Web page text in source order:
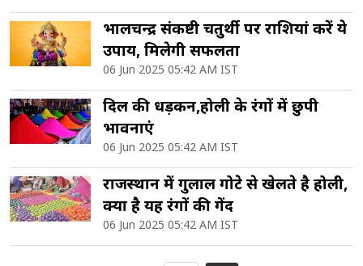
भालचन्द्र संकष्टी चतुर्थी पर राशियां करें ये
उपाय, मिलेगी सफलता
06 Jun 2025 05:42 AM IST
दिल की धड़कन,होली के रंगों में छुपी
भावनाएं
06 Jun 2025 05:42 AM IST
राजस्थान में गुलाल गोटे से खेलते है होली,
क्या है यह रंगों की गेंद
06 Jun 2025 05:42 AM IST